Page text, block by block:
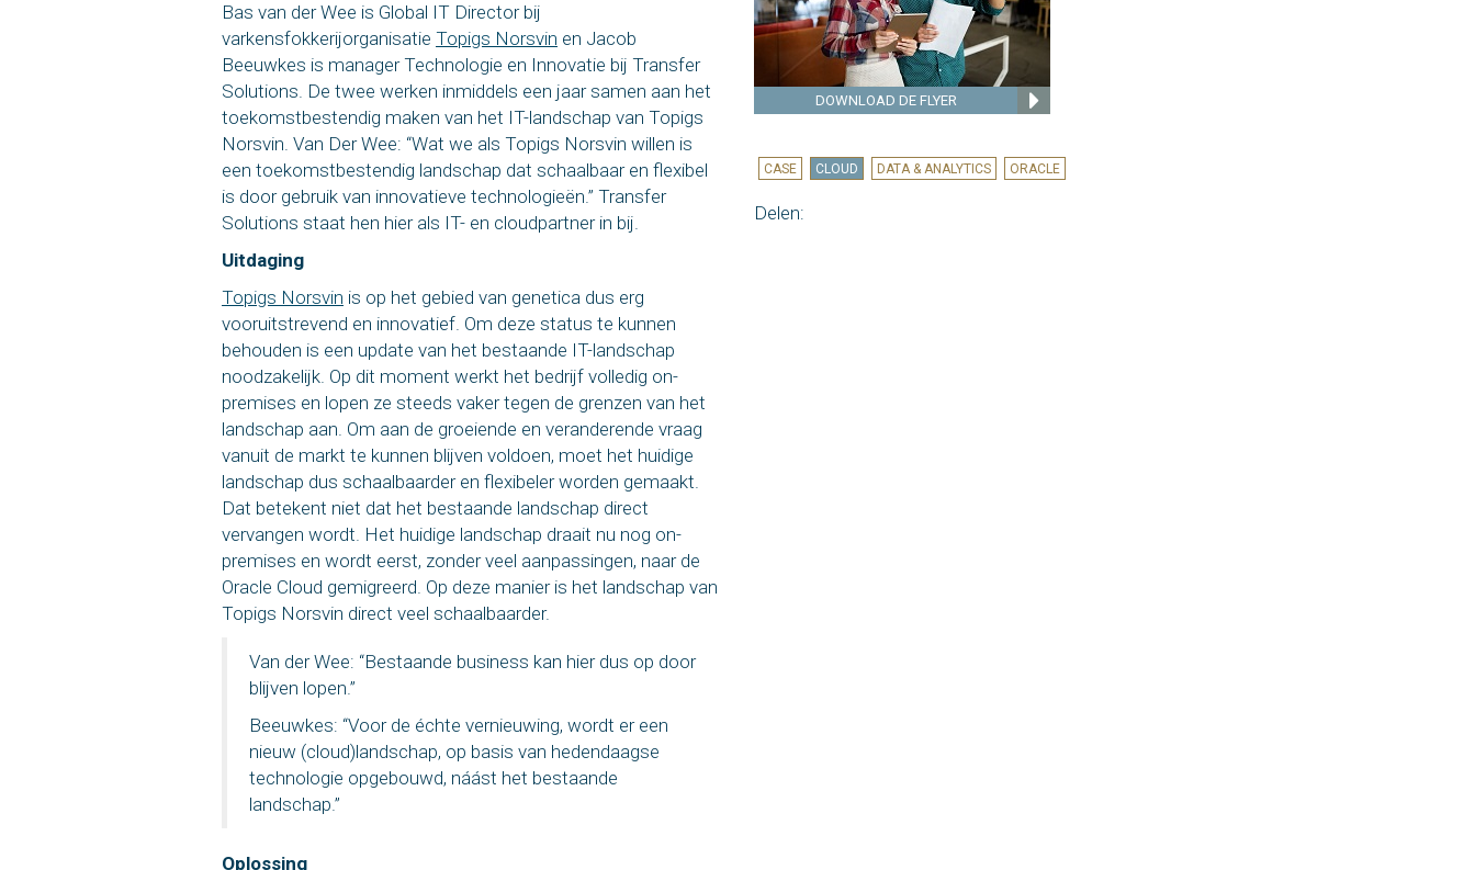
Bas van der Wee is Global IT Director bij
varkensfokkerijorganisatie Topigs Norsvin en Jacob
Beeuwkes is manager Technologie en Innovatie bij Transfer
Solutions. De twee werken inmiddels een jaar samen aan het
toekomstbestendig maken van het IT-landschap van Topigs
Norsvin. Van Der Wee: “Wat we als Topigs Norsvin willen is
een toekomstbestendig landschap dat schaalbaar en flexibel
is door gebruik van innovatieve technologieën.” Transfer
Solutions staat hen hier als IT- en cloudpartner in bij.
Uitdaging
Topigs Norsvin is op het gebied van genetica dus erg
vooruitstrevend en innovatief. Om deze status te kunnen
behouden is een update van het bestaande IT-landschap
noodzakelijk. Op dit moment werkt het bedrijf volledig on-
premises en lopen ze steeds vaker tegen de grenzen van het
landschap aan. Om aan de groeiende en veranderende vraag
vanuit de markt te kunnen blijven voldoen, moet het huidige
landschap dus schaalbaarder en flexibeler worden gemaakt.
Dat betekent niet dat het bestaande landschap direct
vervangen wordt. Het huidige landschap draait nu nog on-
premises en wordt eerst, zonder veel aanpassingen, naar de
Oracle Cloud gemigreerd. Op deze manier is het landschap van
Topigs Norsvin direct veel schaalbaarder.
Van der Wee: “Bestaande business kan hier dus op door
blijven lopen.”
Beeuwkes: “Voor de échte vernieuwing, wordt er een
nieuw (cloud)landschap, op basis van hedendaagse
technologie opgebouwd, náást het bestaande
landschap.”
Oplossing
DOWNLOAD DE FLYER
CASE CLOUD DATA & ANALYTICS ORACLE
Delen: